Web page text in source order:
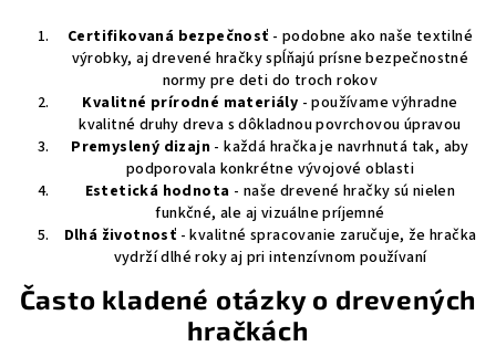
Certifikovaná bezpečnosť - podobne ako naše textilné
výrobky, aj drevené hračky spĺňajú prísne bezpečnostné
normy pre deti do troch rokov
Kvalitné prírodné materiály - používame výhradne
kvalitné druhy dreva s dôkladnou povrchovou úpravou
Premyslený dizajn - každá hračka je navrhnutá tak, aby
podporovala konkrétne vývojové oblasti
Estetická hodnota - naše drevené hračky sú nielen
funkčné, ale aj vizuálne príjemné
Dlhá životnosť - kvalitné spracovanie zaručuje, že hračka
vydrží dlhé roky aj pri intenzívnom používaní
Často kladené otázky o drevených
hračkách